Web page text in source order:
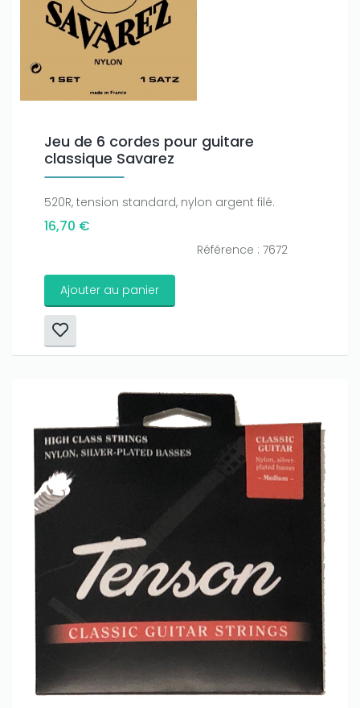
Jeu de 6 cordes pour guitare
classique Savarez
520R, tension standard, nylon argent filé.
16,70 €
Référence : 7672
Ajouter au panier
Only play atJoo casino
amount on your credits!